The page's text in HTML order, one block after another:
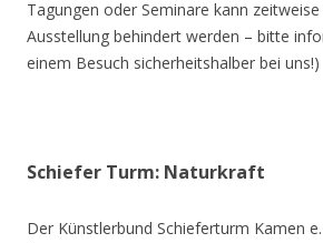
Tagungen oder Seminare kann
Ausstellung behindert werden – bitte
einem Besuch sicherheitshalber bei uns!)
Schiefer Turm: Naturkraft
Der Künstlerbund Schieferturm Kamen